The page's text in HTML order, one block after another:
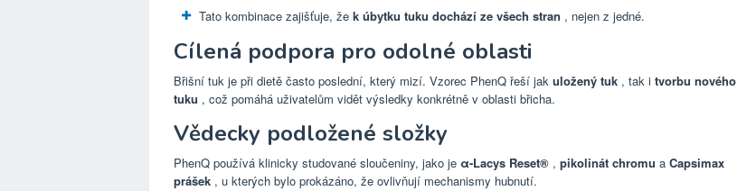
Tato kombinace zajišťuje, že k úbytku tuku dochází ze všech stran , nejen z jedné.
Cílená podpora pro odolné oblasti
Břišní tuk je při dietě často poslední, který mizí. Vzorec PhenQ řeší jak uložený tuk , tak i tvorbu nového
tuku , což pomáhá uživatelům vidět výsledky konkrétně v oblasti břicha.
Vědecky podložené složky
PhenQ používá klinicky studované sloučeniny, jako je α-Lacys Reset® , pikolinát chromu a Capsimax
prášek , u kterých bylo prokázáno, že ovlivňují mechanismy hubnutí.